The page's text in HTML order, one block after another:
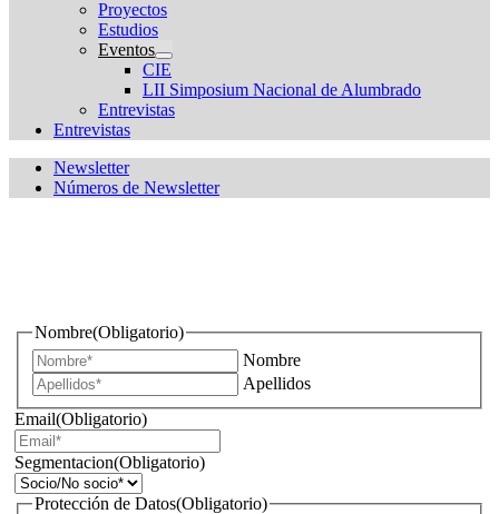
Proyectos
Estudios
Eventos
CIE
LII Simposium Nacional de Alumbrado
Entrevistas
Entrevistas
Newsletter
Números de Newsletter
Nombre(Obligatorio)
Nombre
Apellidos
Email(Obligatorio)
Segmentacion(Obligatorio)
Protección de Datos(Obligatorio)